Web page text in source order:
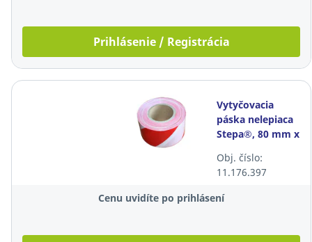
Prihlásenie / Registrácia
Vytyčovacia
páska nelepiaca
Stepa®, 80 mm x
červená
Obj. číslo:
11.176.397
Cenu uvidíte po prihlásení